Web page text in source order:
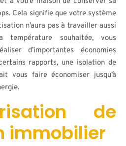
Cela signifie que votre système
n’aura pas à travailler aussi
souhaitée, vous
d’importantes économies
rapports, une isolation de
vous faire économiser jusqu’à
de
immobilier